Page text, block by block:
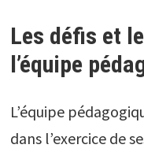
Les défis et
l’équipe
L’équipe
dans l’exercice de